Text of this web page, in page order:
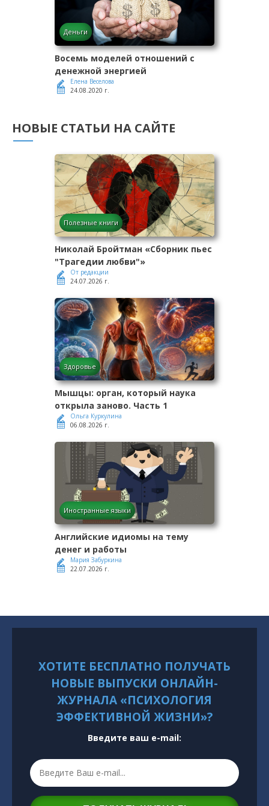
Деньги
Восемь моделей отношений с
денежной энергией
Елена Веселова
24.08.2020 г.
НОВЫЕ СТАТЬИ НА САЙТЕ
Полезные книги
Николай Бройтман «Сборник пьес
"Трагедии любви"»
От редакции
24.07.2026 г.
Здоровье
Мышцы: орган, который наука
открыла заново. Часть 1
Ольга Куркулина
06.08.2026 г.
Иностранные языки
Английские идиомы на тему
денег и работы
Мария Забуркина
22.07.2026 г.
ХОТИТЕ БЕСПЛАТНО ПОЛУЧАТЬ
НОВЫЕ ВЫПУСКИ ОНЛАЙН-
ЖУРНАЛА «ПСИХОЛОГИЯ
ЭФФЕКТИВНОЙ ЖИЗНИ»?
Введите ваш e-mail: